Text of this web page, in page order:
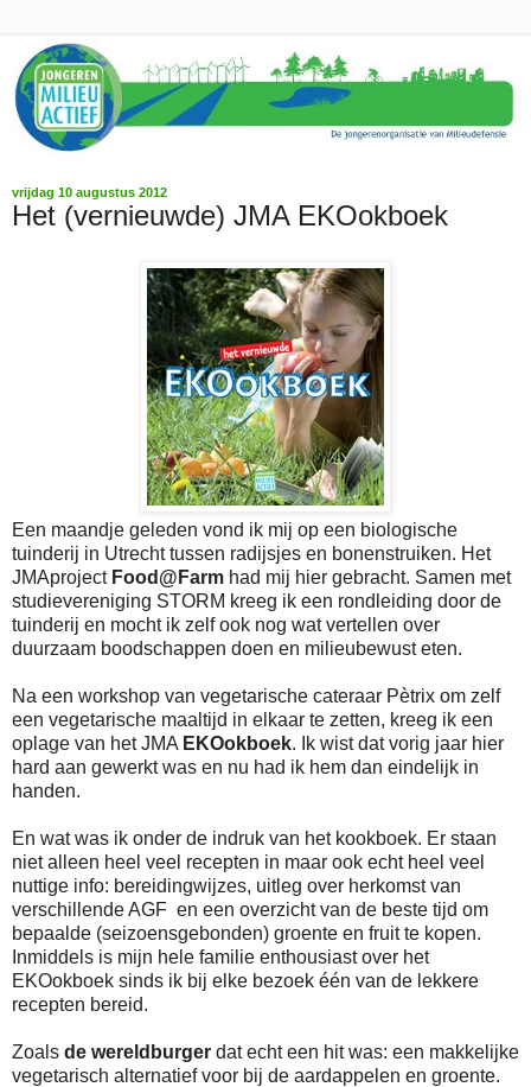
vrijdag 10 augustus 2012
Het (vernieuwde) JMA EKOokboek
Een maandje geleden vond ik mij op een biologische
tuinderij in Utrecht tussen radijsjes en bonenstruiken. Het
JMAproject Food@Farm had mij hier gebracht. Samen met
studievereniging STORM kreeg ik een rondleiding door de
tuinderij en mocht ik zelf ook nog wat vertellen over
duurzaam boodschappen doen en milieubewust eten.
Na een workshop van vegetarische cateraar Pètrix om zelf
een vegetarische maaltijd in elkaar te zetten, kreeg ik een
oplage van het JMA EKOokboek. Ik wist dat vorig jaar hier
hard aan gewerkt was en nu had ik hem dan eindelijk in
handen.
En wat was ik onder de indruk van het kookboek. Er staan
niet alleen heel veel recepten in maar ook echt heel veel
nuttige info: bereidingwijzes, uitleg over herkomst van
verschillende AGF en een overzicht van de beste tijd om
bepaalde (seizoensgebonden) groente en fruit te kopen.
Inmiddels is mijn hele familie enthousiast over het
EKOokboek sinds ik bij elke bezoek één van de lekkere
recepten bereid.
Zoals de wereldburger dat echt een hit was: een makkelijke
vegetarisch alternatief voor bij de aardappelen en groente.